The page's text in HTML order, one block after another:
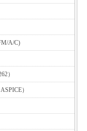
A/C)
）
）